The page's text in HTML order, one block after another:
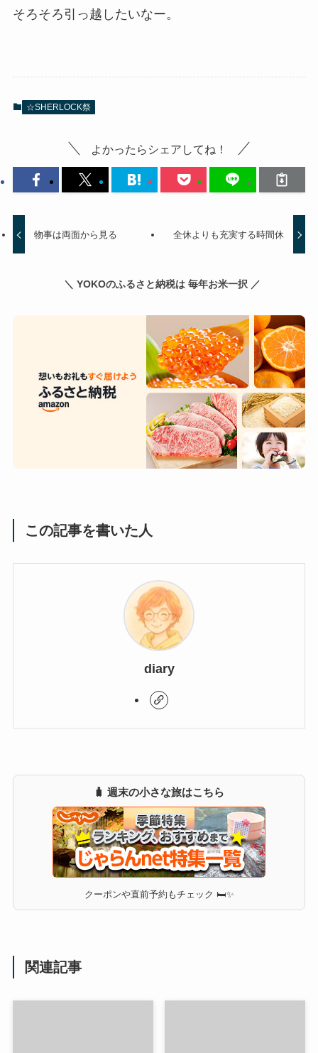
そろそろ引っ越したいなー。
☆SHERLOCK祭
よかったらシェアしてね！
物事は両面から見る 全休よりも充実する時間休
＼ YOKOのふるさと納税は 毎年お米一択 ／
この記事を書いた人
diary
🧳 週末の小さな旅はこちら
クーポンや直前予約もチェック 🛏✨
関連記事